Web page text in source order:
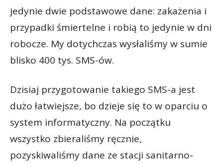
jedynie dwie podstawowe dane: zakażenia i
przypadki śmiertelne i robią to jedynie w dni
robocze. My dotychczas wysłaliśmy w sumie
blisko 400 tys. SMS-ów.
Dzisiaj przygotowanie takiego SMS-a jest
dużo łatwiejsze, bo dzieje się to w oparciu o
system informatyczny. Na początku
wszystko zbieraliśmy ręcznie,
pozyskiwaliśmy dane ze stacji sanitarno-